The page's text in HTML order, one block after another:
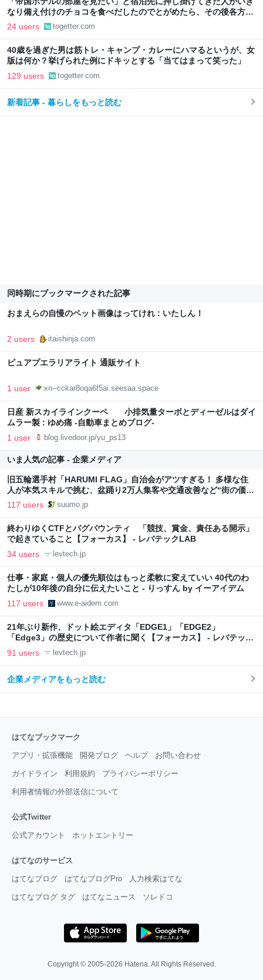
なり備え付けのチョコを食べだしたのでとがめたら、その後各方面
に呪詛を吐かれまくった→残念な体験談に同情集まる
24 users togetter.com
40歳を過ぎた男は筋トレ・キャンプ・カレーにハマるというが、女
版は何か？挙げられた例にドキッとする「当てはまって笑った」
129 users togetter.com
新着記事 - 暮らしをもっと読む
同時期にブックマークされた記事
おまえらの自慢のペット画像はってけれ : いたしん！
2 users itaishinja.com
ピュアプエラリアライト 通販サイト
1 user xn--cckar8oqa6f5ai.seesaa.space
日産 新スカイラインクーペ 小排気量ターボとディーゼルはダイ
ムラー製 : ゆめ痛 -自動車まとめブログ-
1 user blog.livedoor.jp/yu_ps13
いま人気の記事 - 企業メディア
旧五輪選手村「HARUMI FLAG」自治会がアツすぎる！ 多様な住
人が本気スキルで挑む、盆踊り2万人集客や交通改善など“街の価値
向上”戦略 東京・中央区
117 users suumo.jp
終わりゆくCTFとバグバウンティ 「競技、賞金、責任ある開示」
で起きていること【フォーカス】 - レバテックLAB
34 users levtech.jp
仕事・家庭・個人の優先順位はもっと柔軟に変えていい 40代のわ
たしが10年後の自分に伝えたいこと - りっすん by イーアイデム
117 users www.e-aidem.com
21年ぶり新作、ドット絵エディタ「EDGE1」「EDGE2」
「Edge3」の歴史について作者に聞く【フォーカス】 - レバテック
LAB
91 users levtech.jp
企業メディアをもっと読む
はてなブックマーク
アプリ・拡張機能 開発ブログ ヘルプ お問い合わせ
ガイドライン 利用規約 プライバシーポリシー
利用者情報の外部送信について
公式Twitter
公式アカウント ホットエントリー
はてなのサービス
はてなブログ はてなブログPro 人力検索はてな
はてなブログ タグ はてなニュース ソレドコ
Copyright © 2005-2026 Hatena . All Rights Reserved.